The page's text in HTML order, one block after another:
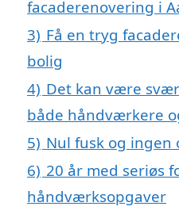
facaderenovering i
3) Få en tryg
bolig
4) Det kan være
både håndværkere
5) Nul fusk og ingen
6) 20 år med seriøs
håndværksopgaver